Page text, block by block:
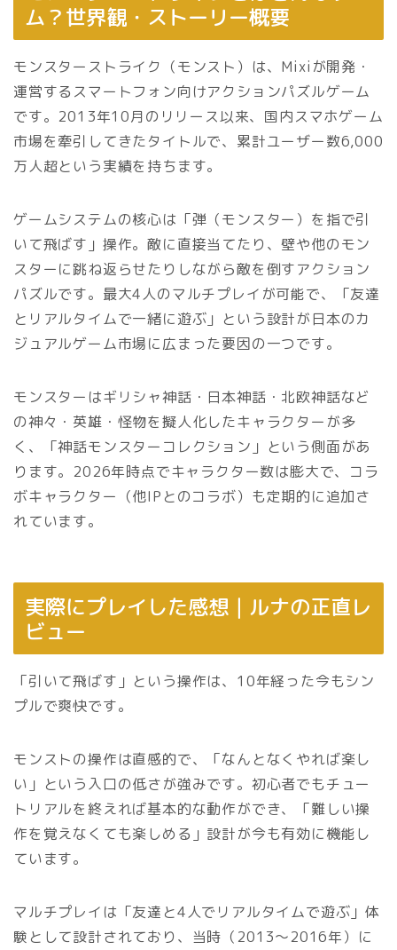
ム？世界観・ストーリー概要
モンスターストライク（モンスト）は、Mixiが開発・
運営するスマートフォン向けアクションパズルゲーム
です。2013年10月のリリース以来、国内スマホゲーム
市場を牽引してきたタイトルで、累計ユーザー数6,000
万人超という実績を持ちます。
ゲームシステムの核心は「弾（モンスター）を指で引
いて飛ばす」操作。敵に直接当てたり、壁や他のモン
スターに跳ね返らせたりしながら敵を倒すアクション
パズルです。最大4人のマルチプレイが可能で、「友達
とリアルタイムで一緒に遊ぶ」という設計が日本のカ
ジュアルゲーム市場に広まった要因の一つです。
モンスターはギリシャ神話・日本神話・北欧神話など
の神々・英雄・怪物を擬人化したキャラクターが多
く、「神話モンスターコレクション」という側面があ
ります。2026年時点でキャラクター数は膨大で、コラ
ボキャラクター（他IPとのコラボ）も定期的に追加さ
れています。
実際にプレイした感想｜ルナの正直レ
ビュー
「引いて飛ばす」という操作は、10年経った今もシン
プルで爽快です。
モンストの操作は直感的で、「なんとなくやれば楽し
い」という入口の低さが強みです。初心者でもチュー
トリアルを終えれば基本的な動作ができ、「難しい操
作を覚えなくても楽しめる」設計が今も有効に機能し
ています。
マルチプレイは「友達と4人でリアルタイムで遊ぶ」体
験として設計されており、当時（2013〜2016年）に